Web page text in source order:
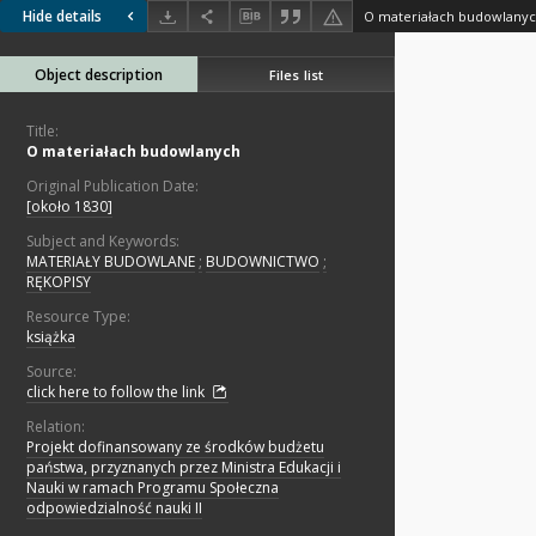
Hide details O materiałach
Object description Files list
Title:
O materiałach budowlanych
Original Publication Date:
[około 1830]
Subject and Keywords:
MATERIAŁY BUDOWLANE ; BUDOWNICTWO ;
RĘKOPISY
Resource Type:
książka
Source:
click here to follow the link
Relation:
Projekt dofinansowany ze środków budżetu
państwa, przyznanych przez Ministra Edukacji i
Nauki w ramach Programu Społeczna
odpowiedzialność nauki II